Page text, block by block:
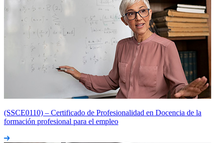
(SSCE0110) – Certificado de Profesionalidad en Docencia de la
formación profesional para el empleo